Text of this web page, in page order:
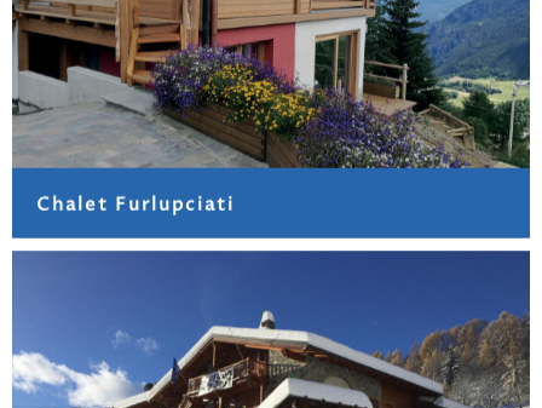
Chalet Furlupciati